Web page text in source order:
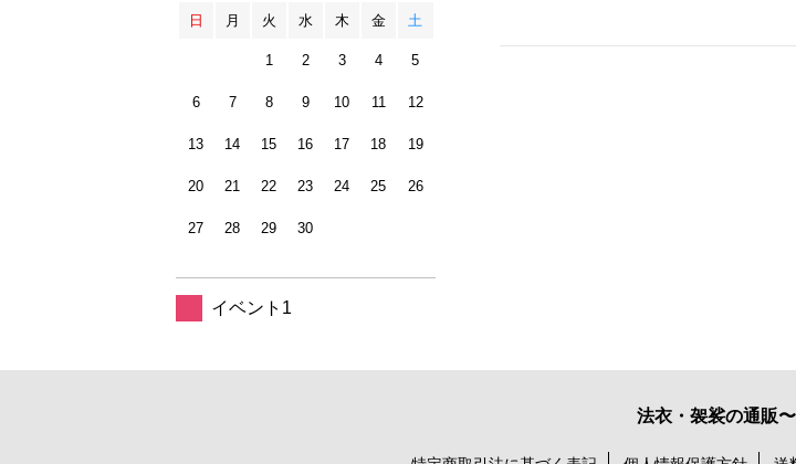
日 月 火 水 木 金 土
1 2 3 4 5
6 7 8 9 10 11 12
13 14 15 16 17 18 19
20 21 22 23 24 25 26
27 28 29 30
イベント1
法衣・袈裟の通販